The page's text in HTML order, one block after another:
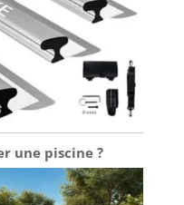
une piscine ?